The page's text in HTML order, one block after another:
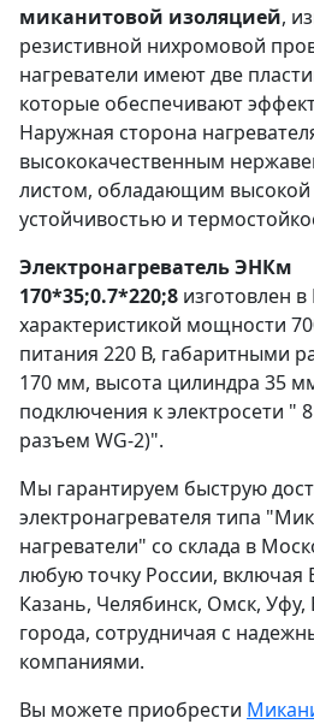
миканитовой изоляцией,
резистивной нихромовой
нагреватели имеют две
которые обеспечивают
Наружная сторона
высококачественным
листом, обладающим
устойчивостью и
Электронагреватель ЭНКм
170*35;0.7*220;8 изготовлен
характеристикой мощности
питания 220 В, габаритными
170 мм, высота цилиндра 35
подключения к электросети "
разъем WG-2)".
Мы гарантируем быструю
электронагревателя типа
нагреватели" со склада в
любую точку России, включая
Казань, Челябинск, Омск,
города, сотрудничая с
компаниями.
Вы можете приобрести